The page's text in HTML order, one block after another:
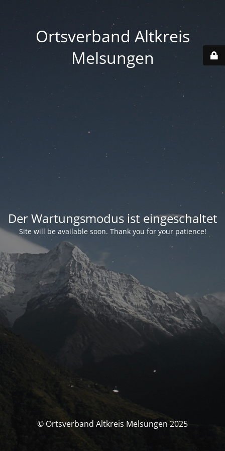
Ortsverband Altkreis
Melsungen
Der Wartungsmodus ist eingeschaltet
Site will be available soon. Thank you for your patience!
© Ortsverband Altkreis Melsungen 2025